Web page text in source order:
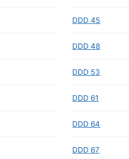
DDD 45
DDD 48
DDD 53
DDD 61
DDD 64
DDD 67